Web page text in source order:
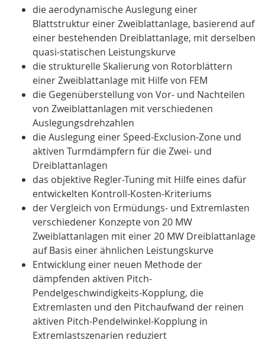
die aerodynamische Auslegung einer
Blattstruktur einer Zweiblattanlage, basierend auf
einer bestehenden Dreiblattanlage, mit derselben
quasi-statischen Leistungskurve
die strukturelle Skalierung von Rotorblättern
einer Zweiblattanlage mit Hilfe von FEM
die Gegenüberstellung von Vor- und Nachteilen
von Zweiblattanlagen mit verschiedenen
Auslegungsdrehzahlen
die Auslegung einer Speed-Exclusion-Zone und
aktiven Turmdämpfern für die Zwei- und
Dreiblattanlagen
das objektive Regler-Tuning mit Hilfe eines dafür
entwickelten Kontroll-Kosten-Kriteriums
der Vergleich von Ermüdungs- und Extremlasten
verschiedener Konzepte von 20 MW
Zweiblattanlagen mit einer 20 MW Dreiblattanlage
auf Basis einer ähnlichen Leistungskurve
Entwicklung einer neuen Methode der
dämpfenden aktiven Pitch-
Pendelgeschwindigkeits-Kopplung, die
Extremlasten und den Pitchaufwand der reinen
aktiven Pitch-Pendelwinkel-Kopplung in
Extremlastszenarien reduziert